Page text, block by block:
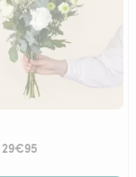
29€95